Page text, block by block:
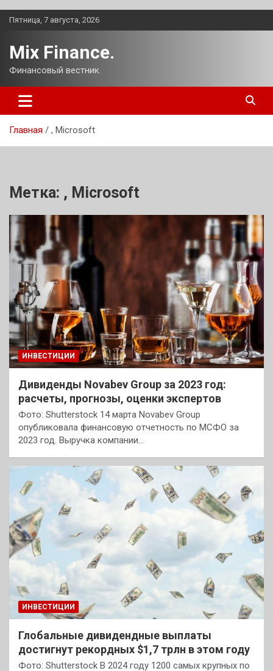
Перейти
Пятница, 7 августа, 2026
Mix Finance.
Финансовый вестник.
Главная , Microsoft
Метка: , Microsoft
ИНВЕСТИЦИИ
Дивиденды Novabev Group за 2023 год:
расчеты, прогнозы, оценки экспертов
Фото: Shutterstock 14 марта Novabev Group
опубликовала финансовую отчетность по МСФО за
2023 год. Выручка компании…
ИНВЕСТИЦИИ
Глобальные дивидендные выплаты
достигнут рекордных $1,7 трлн в этом году
Фото: Shutterstock В 2024 году 1200 самых крупных по